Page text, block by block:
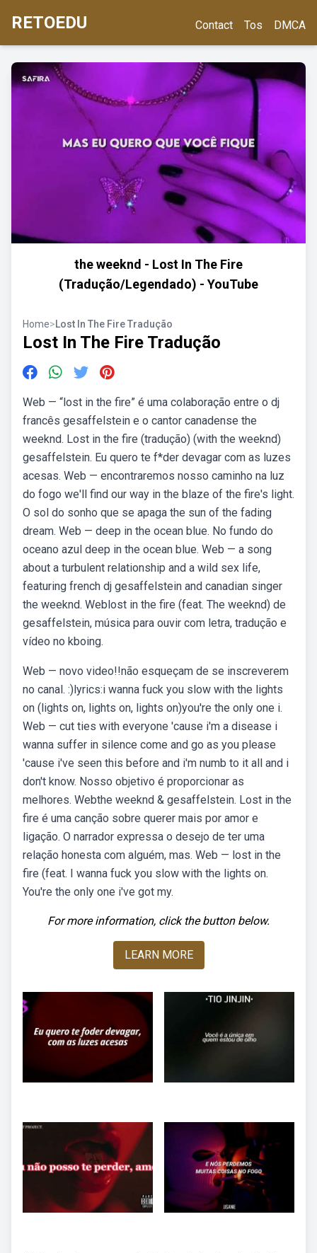
RETOEDU Contact Tos DMCA
the weeknd - Lost In The Fire
(Tradução/Legendado) - YouTube
Home>Lost In The Fire Tradução
Lost In The Fire Tradução
Web — “lost in the fire” é uma colaboração entre o dj
francês gesaffelstein e o cantor canadense the
weeknd. Lost in the fire (tradução) (with the weeknd)
gesaffelstein. Eu quero te f*der devagar com as luzes
acesas. Web — encontraremos nosso caminho na luz
do fogo we'll find our way in the blaze of the fire's light.
O sol do sonho que se apaga the sun of the fading
dream. Web — deep in the ocean blue. No fundo do
oceano azul deep in the ocean blue. Web — a song
about a turbulent relationship and a wild sex life,
featuring french dj gesaffelstein and canadian singer
the weeknd. Weblost in the fire (feat. The weeknd) de
gesaffelstein, música para ouvir com letra, tradução e
vídeo no kboing.
Web — novo video!!não esqueçam de se inscreverem
no canal. :)lyrics:i wanna fuck you slow with the lights
on (lights on, lights on, lights on)you're the only one i.
Web — cut ties with everyone 'cause i'm a disease i
wanna suffer in silence come and go as you please
'cause i've seen this before and i'm numb to it all and i
don't know. Nosso objetivo é proporcionar as
melhores. Webthe weeknd & gesaffelstein. Lost in the
fire é uma canção sobre querer mais por amor e
ligação. O narrador expressa o desejo de ter uma
relação honesta com alguém, mas. Web — lost in the
fire (feat. I wanna fuck you slow with the lights on.
You're the only one i've got my.
For more information, click the button below.
LEARN MORE